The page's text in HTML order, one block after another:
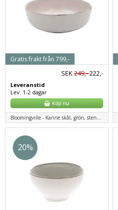
SEK249,-222,-
Leveranstid
Lev. 1-2 dagar
Gratis frakt från 799,-
Bloomingville - Karine skål, grön, stengods
20%